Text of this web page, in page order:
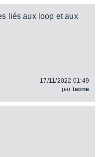
liés aux loop et aux
17/11/2022 01:49
par taone